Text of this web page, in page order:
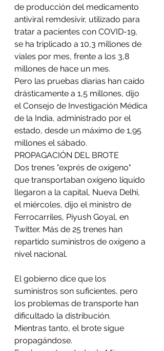
de producción del medicamento
antiviral remdesivir, utilizado para
tratar a pacientes con COVID-19,
se ha triplicado a 10,3 millones de
viales por mes, frente a los 3,8
millones de hace un mes.
Pero las pruebas diarias han caído
drásticamente a 1,5 millones, dijo
el Consejo de Investigación Médica
de la India, administrado por el
estado, desde un máximo de 1,95
millones el sábado.
PROPAGACIÓN DEL BROTE
Dos trenes "exprés de oxígeno"
que transportaban oxígeno líquido
llegaron a la capital, Nueva Delhi,
el miércoles, dijo el ministro de
Ferrocarriles, Piyush Goyal, en
Twitter. Más de 25 trenes han
repartido suministros de oxígeno a
nivel nacional.
El gobierno dice que los
suministros son suficientes, pero
los problemas de transporte han
dificultado la distribución.
Mientras tanto, el brote sigue
propagándose.